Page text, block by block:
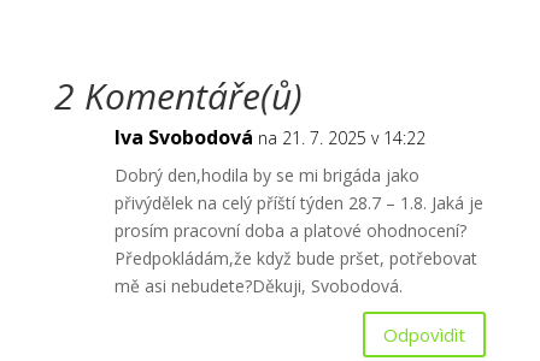
2 Komentáře(ů)
Iva Svobodová na 21. 7. 2025 v 14:22
Dobrý den,hodila by se mi brigáda jako
přivýdělek na celý příští týden 28.7 – 1.8. Jaká je
prosím pracovní doba a platové ohodnocení?
Předpokládám,že když bude pršet, potřebovat
mě asi nebudete?Děkuji, Svobodová.
Odpovìdìt